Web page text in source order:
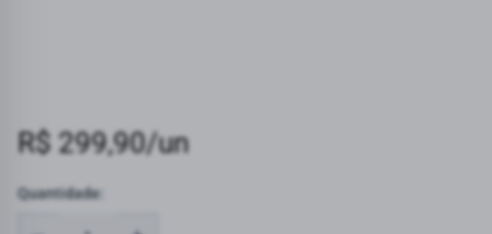
R$ 299,90/un
Quantidade: